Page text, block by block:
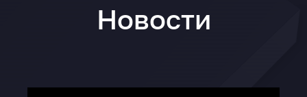
Новости